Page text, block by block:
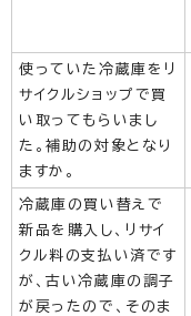
使っていた冷蔵庫をリ
サイクルショップで買
い取ってもらいまし
た。補助の対象となり
ますか。
冷蔵庫の買い替えで
新品を購入し、リサイ
クル料の支払い済です
が、古い冷蔵庫の調子
が戻ったので、そのま